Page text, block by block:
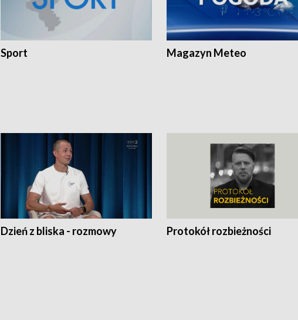
Sport Magazyn Meteo
Dzień z bliska - rozmowy Protokół rozbieżności